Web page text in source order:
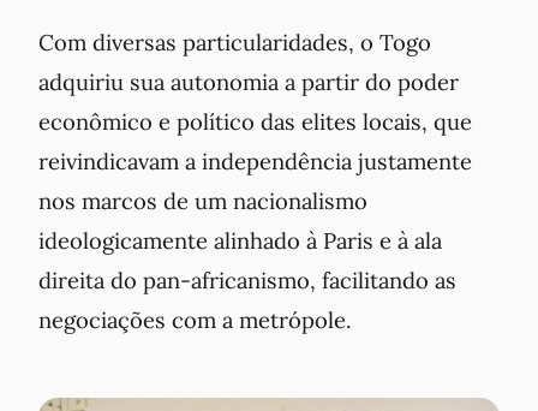
Com diversas particularidades, o Togo
adquiriu sua autonomia a partir do poder
econômico e político das elites locais, que
reivindicavam a independência justamente
nos marcos de um nacionalismo
ideologicamente alinhado à Paris e à ala
direita do pan-africanismo, facilitando as
negociações com a metrópole.